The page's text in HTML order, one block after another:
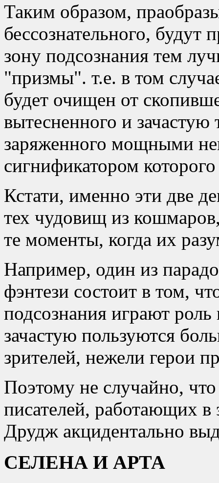
Таким образом,
бессознательного, будут
зону подсознания тем
призмы . т.е. в том
будет очищен от
вытесненного и
заряженного мощными
сигнификатором
Кстати, именно эти две
тех чудовищ из
те моменты, когда их
Например, один из
фэнтези состоит в том,
подсознания играют роль
зачастую пользуются
зрителей, нежели герои
Поэтому не случайно,
писателей, работающих
Друдж акцидентально
СЕЛЕНА И АРТА